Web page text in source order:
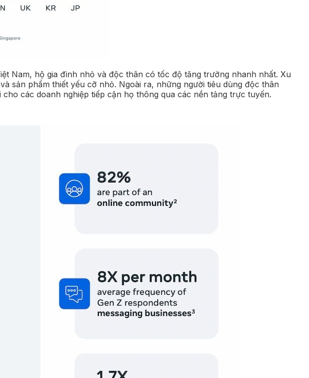
Nam, hộ gia đình nhỏ và độc thân có tốc độ tăng trưởng nhanh nhất. Xu
sản phẩm thiết yếu cỡ nhỏ. Ngoài ra, những người tiêu dùng độc thân
các doanh nghiệp tiếp cận họ thông qua các nền tảng trực tuyến.